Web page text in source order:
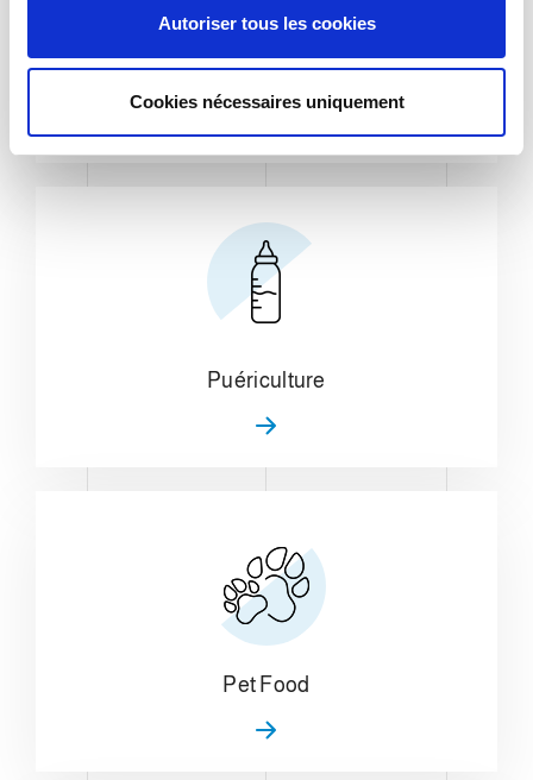
m
Autoriser tous les cookies
Cookies nécessaires uniquement
Entretien domestique
Puériculture
Pet Food